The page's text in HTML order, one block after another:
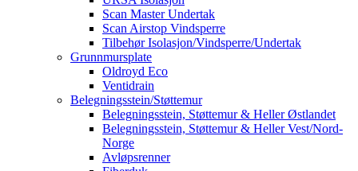
Scan Master Undertak
Scan Airstop Vindsperre
Tilbehør Isolasjon/Vindsperre/Undertak
Grunnmursplate
Oldroyd Eco
Ventidrain
Belegningsstein/Støttemur
Belegningsstein, Støttemur & Heller Østlandet
Belegningsstein, Støttemur & Heller Vest/Nord-
Norge
Avløpsrenner